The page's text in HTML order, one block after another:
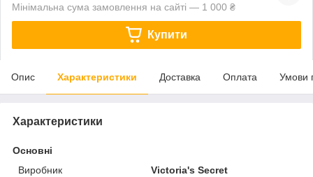
Мінімальна сума замовлення на сайті — 1 000 ₴
Купити
Опис Характеристики Доставка Оплата Умови
Характеристики
Основні
Виробник
Victoria's Secret